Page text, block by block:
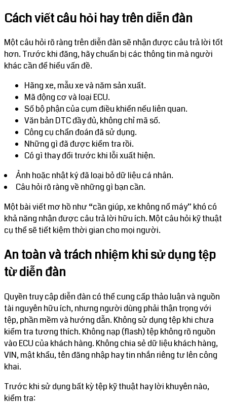
Cách viết câu hỏi hay trên diễn đàn
Một câu hỏi rõ ràng trên diễn đàn sẽ nhận được câu trả lời tốt
hơn. Trước khi đăng, hãy chuẩn bị các thông tin mà người
khác cần để hiểu vấn đề.
Hãng xe, mẫu xe và năm sản xuất.
Mã động cơ và loại ECU.
Số bộ phận của cụm điều khiển nếu liên quan.
Văn bản DTC đầy đủ, không chỉ mã số.
Công cụ chẩn đoán đã sử dụng.
Những gì đã được kiểm tra rồi.
Có gì thay đổi trước khi lỗi xuất hiện.
Ảnh hoặc nhật ký đã loại bỏ dữ liệu cá nhân.
Câu hỏi rõ ràng về những gì bạn cần.
Một bài viết mơ hồ như “cần giúp, xe không nổ máy” khó có
khả năng nhận được câu trả lời hữu ích. Một câu hỏi kỹ thuật
cụ thể sẽ tiết kiệm thời gian cho mọi người.
An toàn và trách nhiệm khi sử dụng tệp
từ diễn đàn
Quyền truy cập diễn đàn có thể cung cấp thảo luận và nguồn
tài nguyên hữu ích, nhưng người dùng phải thận trọng với
tệp, phần mềm và hướng dẫn. Không sử dụng tệp khi chưa
kiểm tra tương thích. Không nạp (flash) tệp không rõ nguồn
vào ECU của khách hàng. Không chia sẻ dữ liệu khách hàng,
VIN, mật khẩu, tên đăng nhập hay tin nhắn riêng tư lên công
khai.
Trước khi sử dụng bất kỳ tệp kỹ thuật hay lời khuyên nào,
kiểm tra: